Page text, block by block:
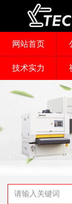
网站首页
技术实力